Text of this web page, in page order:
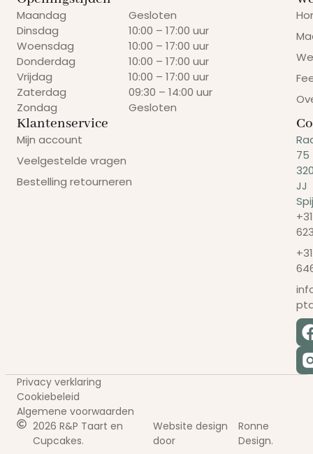
Maandag
Dinsdag
Woensdag
Donderdag
Vrijdag
Zaterdag
Zondag
Gesloten
10:00 – 17:00 uur
10:00 – 17:00 uur
10:00 – 17:00 uur
10:00 – 17:00 uur
09:30 – 14:00 uur
Gesloten
Klantenservice
Mijn account
Veelgestelde vragen
Bestelling retourneren
75
JJ
2026 R&P Taart en
Cupcakes.
Website design
door
Ronne
Design.
Privacy verklaring
Cookiebeleid
Algemene voorwaarden